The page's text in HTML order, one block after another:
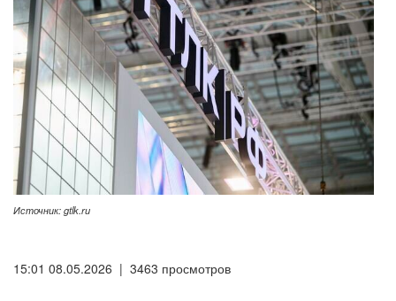
Источник: gtlk.ru
15:01 08.05.2026 | 3463 просмотров